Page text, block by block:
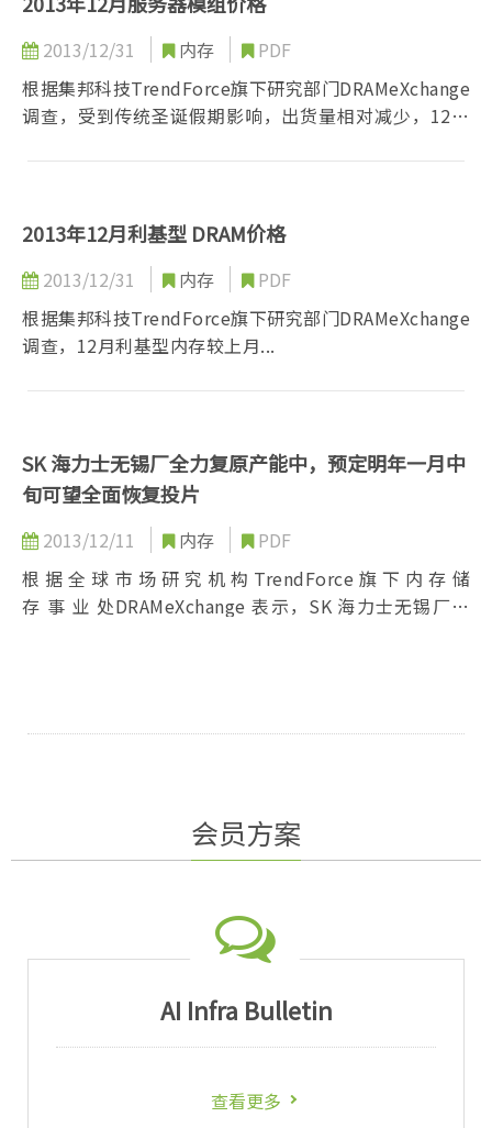
2013/12/31 内存
PDF
根据集邦科技TrendForce旗下研究部门DRAMeXchange
调查，受到传统圣诞假期影响，出货量相对减少，12月
2013年12月利基型 DRAM价格
2013/12/31 内存
PDF
根据集邦科技TrendForce旗下研究部门DRAMeXchange
调查，12月利基型内存较上月...
SK 海力士无锡厂全力复原产能中，预定明年一月中
旬可望全面恢复投片
2013/12/11 内存
PDF
根 据 全 球 市 场 研 究 机 构 TrendForce 旗 下 内 存 储
存 事 业 处DRAMeXchange 表示，SK 海力士无锡厂于
会员方案
AI Infra Bulletin
查看更多